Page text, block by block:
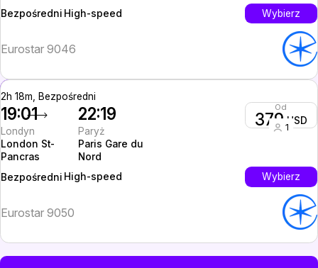
Bezpośredni High-speed Wybierz
Eurostar 9046
2h 18m, Bezpośredni
19:01
Londyn
London St-
Pancras
22:19
Paryż
Paris Gare du
Nord
Od
379 USD
1
Bezpośredni High-speed Wybierz
Eurostar 9050